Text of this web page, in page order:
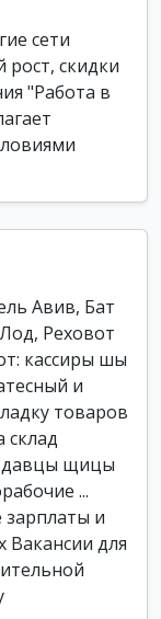
сети
скидки
"Работа в
Авив, Бат
Реховот
кассиры шы
и
товаров
склад
щицы
...
зарплаты и
Вакансии для